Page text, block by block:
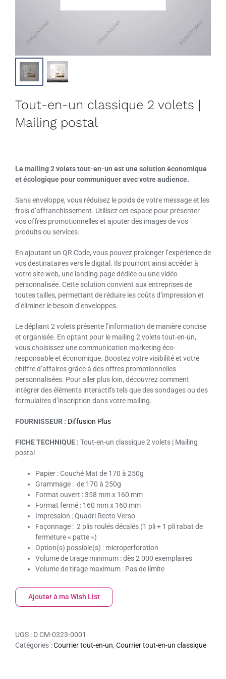
Tout-en-un classique 2 volets |
Mailing postal
Le mailing 2 volets tout-en-un est une solution économique
et écologique pour communiquer avec votre audience.
Sans enveloppe, vous réduisez le poids de votre message et les
frais d’affranchissement. Utilisez cet espace pour présenter
vos offres promotionnelles et ajouter des images de vos
produits ou services.
En ajoutant un QR Code, vous pouvez prolonger l’expérience de
vos destinataires vers le digital. Ils pourront ainsi accéder à
votre site web, une landing page dédiée ou une vidéo
personnalisée. Cette solution convient aux entreprises de
toutes tailles, permettant de réduire les coûts d’impression et
d’éliminer le besoin d’enveloppes.
Le dépliant 2 volets présente l’information de manière concise
et organisée. En optant pour le mailing 2 volets tout-en-un,
vous choisissez une communication marketing éco-
responsable et économique. Boostez votre visibilité et votre
chiffre d’affaires grâce à des offres promotionnelles
personnalisées. Pour aller plus loin, découvrez comment
intégrer des éléments interactifs tels que des sondages ou des
formulaires d’inscription dans votre mailing.
FOURNISSEUR : Diffusion Plus
FICHE TECHNIQUE : Tout-en-un classique 2 volets | Mailing
postal
Papier :Couché Mat de 170 à 250g
Grammage : de 170 à 250g
Format ouvert :358 mm x 160 mm
Format fermé : 160 mm x 160 mm
Impression :Quadri Recto Verso
Façonnage : 2 plis roulés décalés (1 pli + 1 pli rabat de
fermeture « patte »)
Option(s) possible(s) : microperforation
Volume de tirage minimum :dès 2 000 exemplaires
Volume de tirage maximum : Pas de limite
Ajouter à ma Wish List
UGS : D CM-0323-0001
Catégories :Courrier tout-en-un, Courrier tout-en-un classique